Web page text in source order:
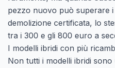
pezzo nuovo può superare
demolizione certificata, lo
tra i 300 e gli 800 euro a
I modelli ibridi con più
Non tutti i modelli ibridi